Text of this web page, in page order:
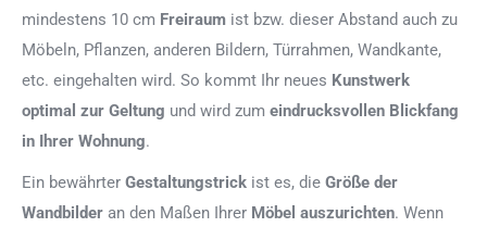
mindestens 10 cm Freiraum ist bzw. dieser Abstand auch zu
Möbeln, Pflanzen, anderen Bildern, Türrahmen, Wandkante,
etc. eingehalten wird. So kommt Ihr neues Kunstwerk
optimal zur Geltung und wird zum eindrucksvollen Blickfang
in Ihrer Wohnung.
Ein bewährter Gestaltungstrick ist es, die Größe der
Wandbilder an den Maßen Ihrer Möbel auszurichten. Wenn